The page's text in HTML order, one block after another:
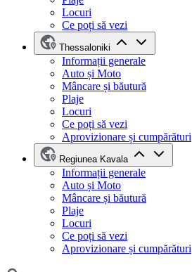
Locuri
Ce poți să vezi
Thessaloniki
Informații generale
Auto și Moto
Mâncare și băutură
Plaje
Locuri
Ce poți să vezi
Aprovizionare și cumpărături
Regiunea Kavala
Informații generale
Auto și Moto
Mâncare și băutură
Plaje
Locuri
Ce poți să vezi
Aprovizionare și cumpărături